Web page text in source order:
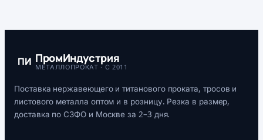
ПИ ПромИндустрия
МЕТАЛЛОПРОКАТ · С 2011
Поставка нержавеющего и титанового проката, тросов и
листового металла оптом и в розницу. Резка в размер,
доставка по СЗФО и Москве за 2–3 дня.